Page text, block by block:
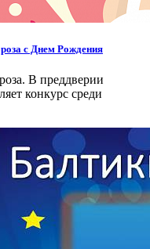
с Днем Рождения
В преддверии
конкурс среди